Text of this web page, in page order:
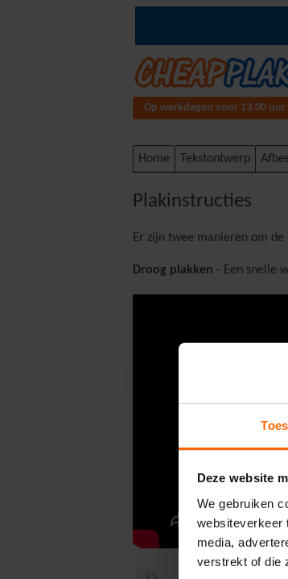
Deze website
We gebruiken
websiteverkeer
media,
verstrekt of die
Op werkdagen voor 13.00
Home Tekstontwerp
Plakinstructies
Er zijn twee manieren om
Droog plakken - Een snelle